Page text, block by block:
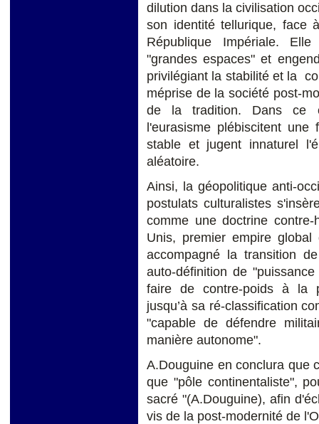
dilution dans la civilisation
son identité tellurique, face
République Impériale.
"grandes espaces" et
privilégiant la stabilité et la
méprise de la société post-
de la tradition. Dans ce
l'eurasisme plébiscitent
stable et jugent innaturel
aléatoire.
Ainsi, la géopolitique anti-
postulats culturalistes
comme une doctrine
Unis, premier empire
accompagné la transition
auto-définition de
faire de contre-poids à la
jusqu’à sa ré-classification
"capable de défendre
manière autonome".
A.Douguine en conclura que
que "pôle continentaliste",
sacré "(A.Douguine), afin
vis de la post-modernité de